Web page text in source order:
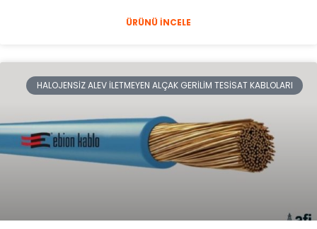
ÜRÜNÜ İNCELE
HALOJENSIZ ALEV İLETMEYEN ALÇAK GERILIM TESISAT KABLOLARI